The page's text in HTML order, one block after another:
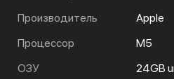
Производитель
Apple
Процессор
M5
ОЗУ
24GB